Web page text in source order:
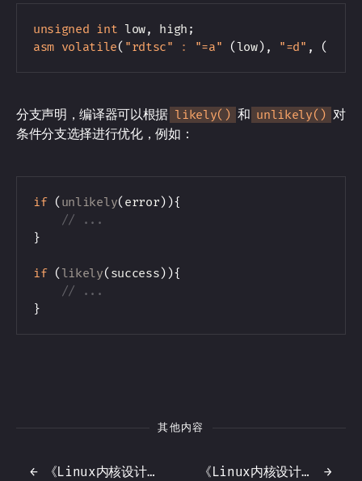
unsigned int low, high ;
asm volatile( "rdtsc" : "=a" ( low) , "=d" , (
分支声明，编译器可以根据 likely() 和 unlikely() 对
条件分支选择进行优化，例如：
if ( unlikely( error) ){
// ...
}
if ( likely( success) ){
// ...
}
其他内容
← 《Linux内核设计与实现》笔记3 - 进程管理 《Linux内核设计与实现》笔记1 - 介绍 →